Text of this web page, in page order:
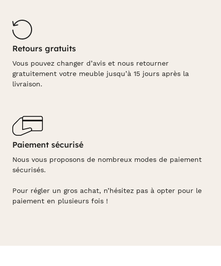
Retours gratuits
Vous pouvez changer d’avis et nous retourner
gratuitement votre meuble jusqu’à 15 jours après la
livraison.
Paiement sécurisé
Nous vous proposons de nombreux modes de paiement
sécurisés.
Pour régler un gros achat, n’hésitez pas à opter pour le
paiement en plusieurs fois !